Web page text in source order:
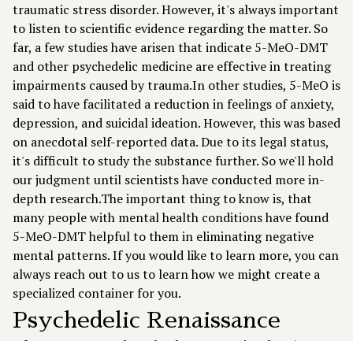
traumatic stress disorder. However, it's always important
to listen to scientific evidence regarding the matter. So
far, a few studies have arisen that indicate 5-MeO-DMT
and other psychedelic medicine are effective in treating
impairments caused by trauma.In other studies, 5-MeO is
said to have facilitated a reduction in feelings of anxiety,
depression, and suicidal ideation. However, this was based
on anecdotal self-reported data. Due to its legal status,
it's difficult to study the substance further. So we'll hold
our judgment until scientists have conducted more in-
depth research.The important thing to know is, that
many people with mental health conditions have found
5-MeO-DMT helpful to them in eliminating negative
mental patterns. If you would like to learn more, you can
always reach out to us to learn how we might create a
specialized container for you.
Psychedelic Renaissance